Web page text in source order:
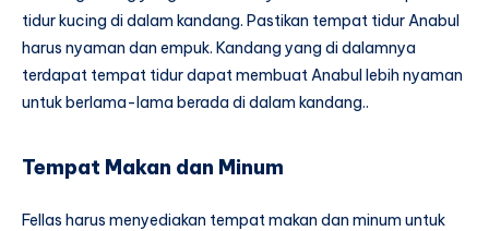
tidur kucing di dalam kandang. Pastikan tempat tidur Anabul
harus nyaman dan empuk. Kandang yang di dalamnya
terdapat tempat tidur dapat membuat Anabul lebih nyaman
untuk berlama-lama berada di dalam kandang..
Tempat Makan dan Minum
Fellas harus menyediakan tempat makan dan minum untuk